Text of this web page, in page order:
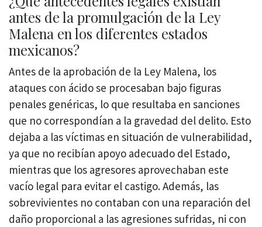
antes de la promulgación de la Ley
Malena en los diferentes estados
mexicanos?
Antes de la aprobación de la Ley Malena, los
ataques con ácido se procesaban bajo figuras
penales genéricas, lo que resultaba en sanciones
que no correspondían a la gravedad del delito. Esto
dejaba a las víctimas en situación de vulnerabilidad,
ya que no recibían apoyo adecuado del Estado,
mientras que los agresores aprovechaban este
vacío legal para evitar el castigo. Además, las
sobrevivientes no contaban con una reparación del
daño proporcional a las agresiones sufridas, ni con